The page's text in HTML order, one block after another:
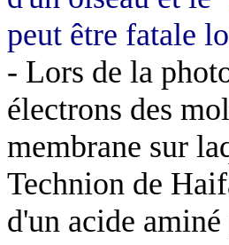
peut être fatale
- Lors de la
électrons des
membrane sur
Technion de
d'un acide